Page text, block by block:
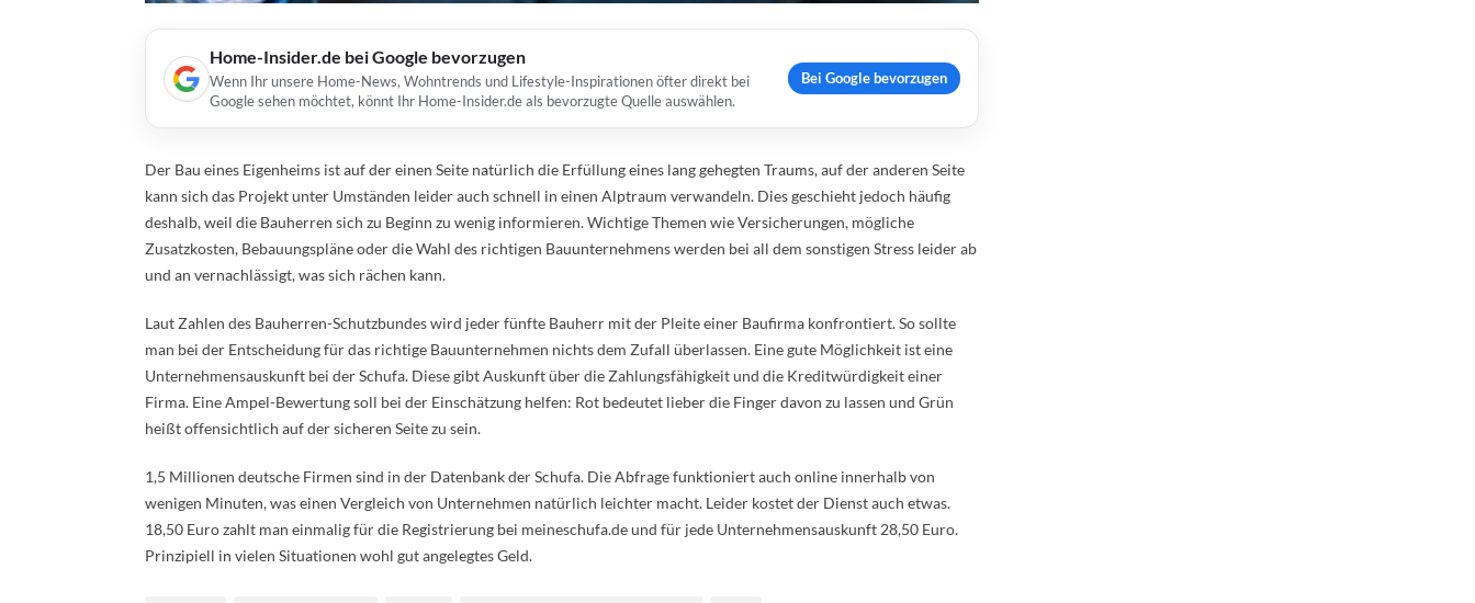
Home-Insider.de bei Google bevorzugen
Wenn Ihr unsere Home-News, Wohntrends und Lifestyle-Inspirationen öfter direkt bei
Google sehen möchtet, könnt Ihr Home-Insider.de als bevorzugte Quelle auswählen.
Bei Google bevorzugen
Der Bau eines Eigenheims ist auf der einen Seite natürlich die Erfüllung eines lang gehegten Traums, auf der anderen Seite
kann sich das Projekt unter Umständen leider auch schnell in einen Alptraum verwandeln. Dies geschieht jedoch häufig
deshalb, weil die Bauherren sich zu Beginn zu wenig informieren. Wichtige Themen wie Versicherungen, mögliche
Zusatzkosten, Bebauungspläne oder die Wahl des richtigen Bauunternehmens werden bei all dem sonstigen Stress leider ab
und an vernachlässigt, was sich rächen kann.
Laut Zahlen des Bauherren-Schutzbundes wird jeder fünfte Bauherr mit der Pleite einer Baufirma konfrontiert. So sollte
man bei der Entscheidung für das richtige Bauunternehmen nichts dem Zufall überlassen. Eine gute Möglichkeit ist eine
Unternehmensauskunft bei der Schufa. Diese gibt Auskunft über die Zahlungsfähigkeit und die Kreditwürdigkeit einer
Firma. Eine Ampel-Bewertung soll bei der Einschätzung helfen: Rot bedeutet lieber die Finger davon zu lassen und Grün
heißt offensichtlich auf der sicheren Seite zu sein.
1,5 Millionen deutsche Firmen sind in der Datenbank der Schufa. Die Abfrage funktioniert auch online innerhalb von
wenigen Minuten, was einen Vergleich von Unternehmen natürlich leichter macht. Leider kostet der Dienst auch etwas.
18,50 Euro zahlt man einmalig für die Registrierung bei meineschufa.de und für jede Unternehmensauskunft 28,50 Euro.
Prinzipiell in vielen Situationen wohl gut angelegtes Geld.